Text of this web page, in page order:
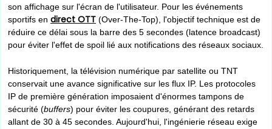
son affichage sur l'écran de l'utilisateur. Pour les événements
sportifs en direct OTT (Over-The-Top), l'objectif technique est de
réduire ce délai sous la barre des 5 secondes (latence broadcast)
pour éviter l'effet de spoil lié aux notifications des réseaux sociaux.
Historiquement, la télévision numérique par satellite ou TNT
conservait une avance significative sur les flux IP. Les protocoles
IP de première génération imposaient d'énormes tampons de
sécurité (buffers) pour éviter les coupures, générant des retards
allant de 30 à 45 secondes. Aujourd'hui, l'ingénierie réseau exige